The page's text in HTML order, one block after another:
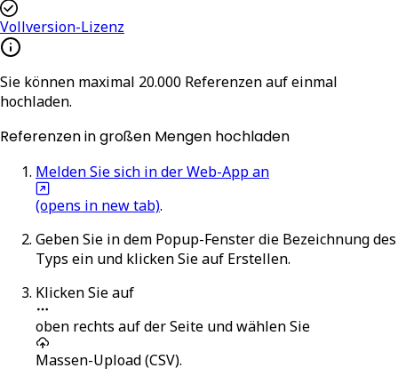
Vollversion-Lizenz
Sie können maximal 20.000 Referenzen auf einmal
hochladen.
Referenzen in großen Mengen hochladen
Melden Sie sich in der Web-App an
(opens in new tab).
Geben Sie in dem Popup-Fenster die Bezeichnung des
Typs ein und klicken Sie auf Erstellen.
Klicken Sie auf
oben rechts auf der Seite und wählen Sie
Massen-Upload (CSV).